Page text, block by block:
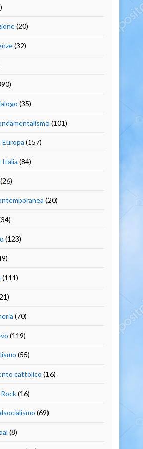
(20)
(32)
(35)
(101)
Europa (157)
Italia (84)
(20)
(123)
(111)
(70)
(119)
(55)
cattolico (16)
(16)
(69)
(8)